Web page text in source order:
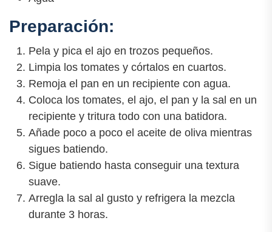
Preparación:
Pela y pica el ajo en trozos pequeños.
Limpia los tomates y córtalos en cuartos.
Remoja el pan en un recipiente con agua.
Coloca los tomates, el ajo, el pan y la sal en un
recipiente y tritura todo con una batidora.
Añade poco a poco el aceite de oliva mientras
sigues batiendo.
Sigue batiendo hasta conseguir una textura
suave.
Arregla la sal al gusto y refrigera la mezcla
durante 3 horas.